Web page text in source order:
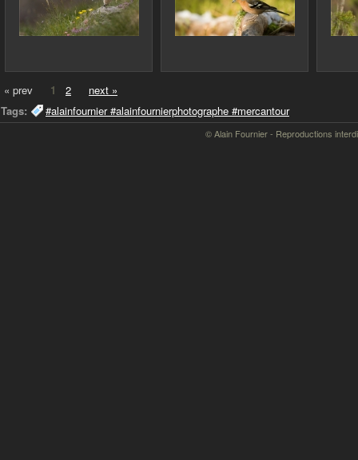
« prev 1 2
next »
Tags:
#alainfournier #alainfournierphotographe #mercantour
© Alain Fournier - Reproductions